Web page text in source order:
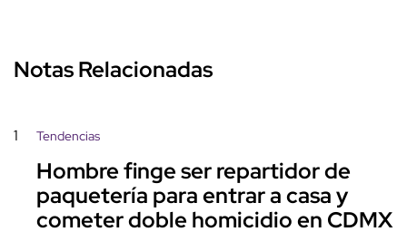
Notas Relacionadas
1 Tendencias
Hombre finge ser repartidor de
paquetería para entrar a casa y
cometer doble homicidio en CDMX